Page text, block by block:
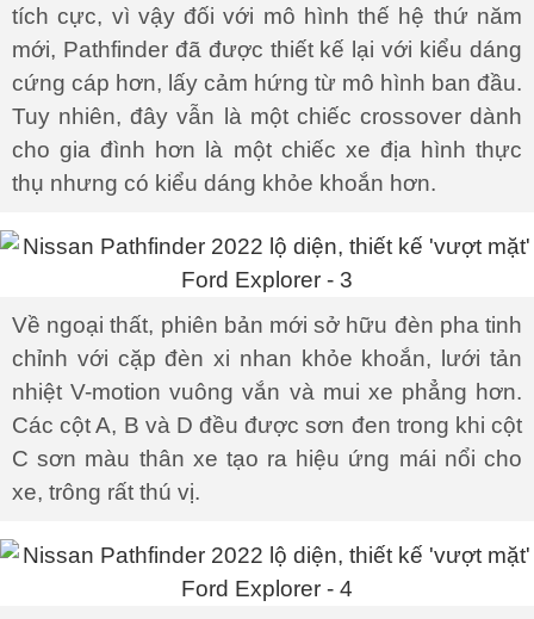
tích cực, vì vậy đối với mô hình thế hệ thứ năm
mới, Pathfinder đã được thiết kế lại với kiểu dáng
cứng cáp hơn, lấy cảm hứng từ mô hình ban đầu.
Tuy nhiên, đây vẫn là một chiếc crossover dành
cho gia đình hơn là một chiếc xe địa hình thực
thụ nhưng có kiểu dáng khỏe khoắn hơn.
Về ngoại thất, phiên bản mới sở hữu đèn pha tinh
chỉnh với cặp đèn xi nhan khỏe khoắn, lưới tản
nhiệt V-motion vuông vắn và mui xe phẳng hơn.
Các cột A, B và D đều được sơn đen trong khi cột
C sơn màu thân xe tạo ra hiệu ứng mái nổi cho
xe, trông rất thú vị.